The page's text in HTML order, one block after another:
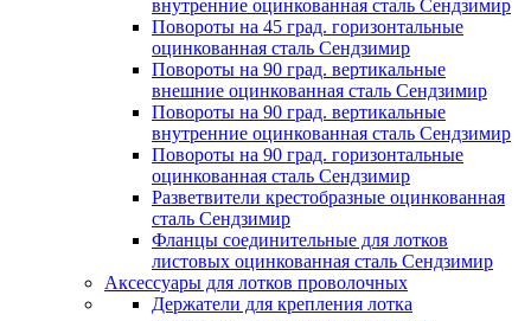
внутренние оцинкованная сталь Сендзимир
Повороты на 45 град. горизонтальные
оцинкованная сталь Сендзимир
Повороты на 90 град. вертикальные
внешние оцинкованная сталь Сендзимир
Повороты на 90 град. вертикальные
внутренние оцинкованная сталь Сендзимир
Повороты на 90 град. горизонтальные
оцинкованная сталь Сендзимир
Разветвители крестобразные оцинкованная
сталь Сендзимир
Фланцы соединительные для лотков
листовых оцинкованная сталь Сендзимир
Аксессуары для лотков проволочных
Держатели для крепления лотка